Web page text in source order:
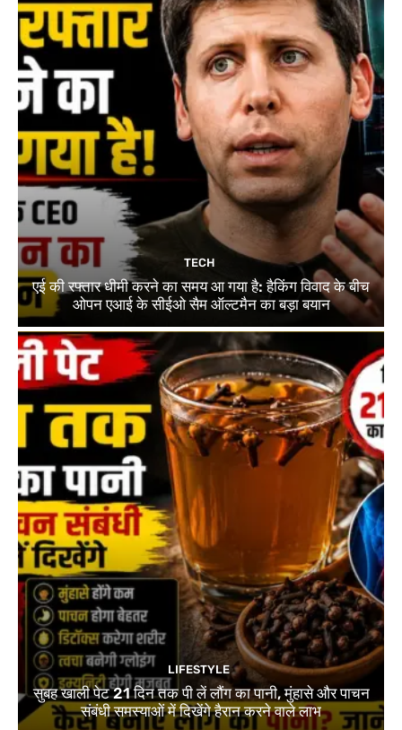
TECH
एई की रफ्तार धीमी करने का समय आ गया है: हैकिंग विवाद के बीच
ओपन एआई के सीईओ सैम ऑल्टमैन का बड़ा बयान
LIFESTYLE
सुबह खाली पेट 21 दिन तक पी लें लौंग का पानी, मुंहासे और पाचन
संबंधी समस्याओं में दिखेंगे हैरान करने वाले लाभ